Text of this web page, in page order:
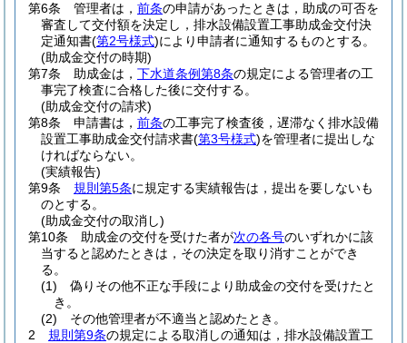
第6条
管理者は， 前条の申請があったときは，助成の可否を
審査して交付額を決定し，排水設備設置工事助成金交付決
定通知書(第2号様式)により申請者に通知するものとする。
(助成金交付の時期)
第7条
助成金は， 下水道条例第8条の規定による管理者の工
事完了検査に合格した後に交付する。
(助成金交付の請求)
第8条
申請書は， 前条の工事完了検査後，遅滞なく排水設備
設置工事助成金交付請求書(第3号様式)を管理者に提出しな
ければならない。
(実績報告)
第9条
規則第5条に規定する実績報告は，提出を要しないも
のとする。
(助成金交付の取消し)
第10条
助成金の交付を受けた者が次の各号のいずれかに該
当すると認めたときは，その決定を取り消すことができ
る。
(1)
偽りその他不正な手段により助成金の交付を受けたと
き。
(2)
その他管理者が不適当と認めたとき。
2
規則第9条の規定による取消しの通知は，排水設備設置工